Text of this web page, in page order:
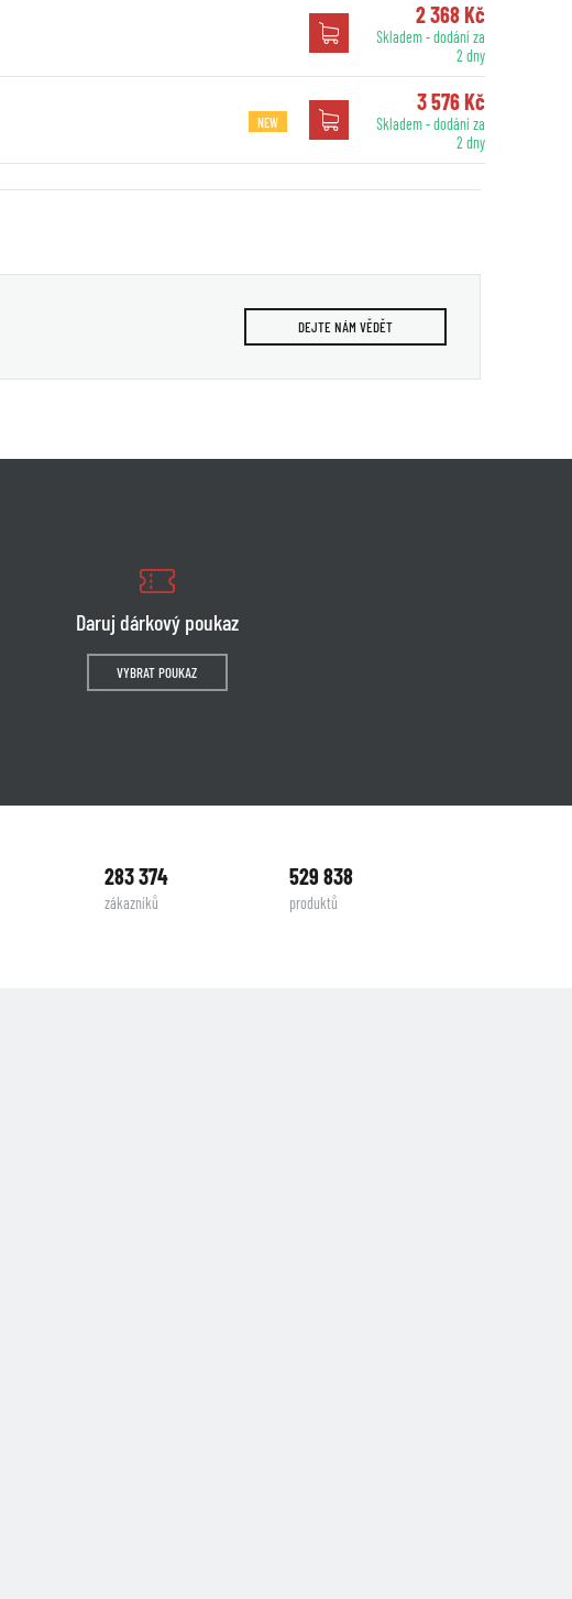
2 368 Kč
Skladem - dodání za
2 dny
NEW
3 576 Kč
Skladem - dodání za
2 dny
DEJTE NÁM VĚDĚT
Daruj dárkový poukaz
VYBRAT POUKAZ
283 374
zákazníků
529 838
produktů